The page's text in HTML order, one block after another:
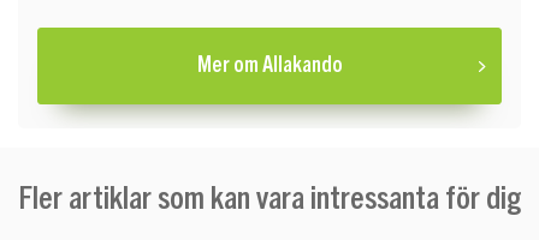
Mer om Allakando
Fler artiklar som kan vara intressanta för dig